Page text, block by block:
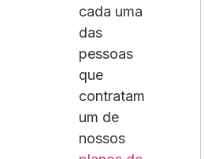
cada uma
das
pessoas
que
contratam
um de
nossos